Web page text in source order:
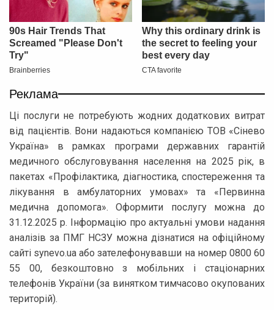
Реклама
Ці послуги не потребують жодних додаткових витрат
від пацієнтів. Вони надаються компанією ТОВ «Сінево
Україна» в рамках програми державних гарантій
медичного обслуговування населення на 2025 рік, в
пакетах «Профілактика, діагностика, спостереження та
лікування в амбулаторних умовах» та «Первинна
медична допомога». Оформити послугу можна до
31.12.2025 р. Інформацію про актуальні умови надання
аналізів за ПМГ НСЗУ можна дізнатися на офіційному
сайті synevo.ua або зателефонувавши на номер 0800 60
55 00, безкоштовно з мобільних і стаціонарних
телефонів України (за винятком тимчасово окупованих
територій).